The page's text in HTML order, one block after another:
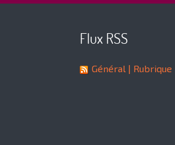
Flux RSS
Général | Rubrique